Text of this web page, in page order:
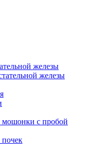
железы
железы
мошонки с пробой
почек